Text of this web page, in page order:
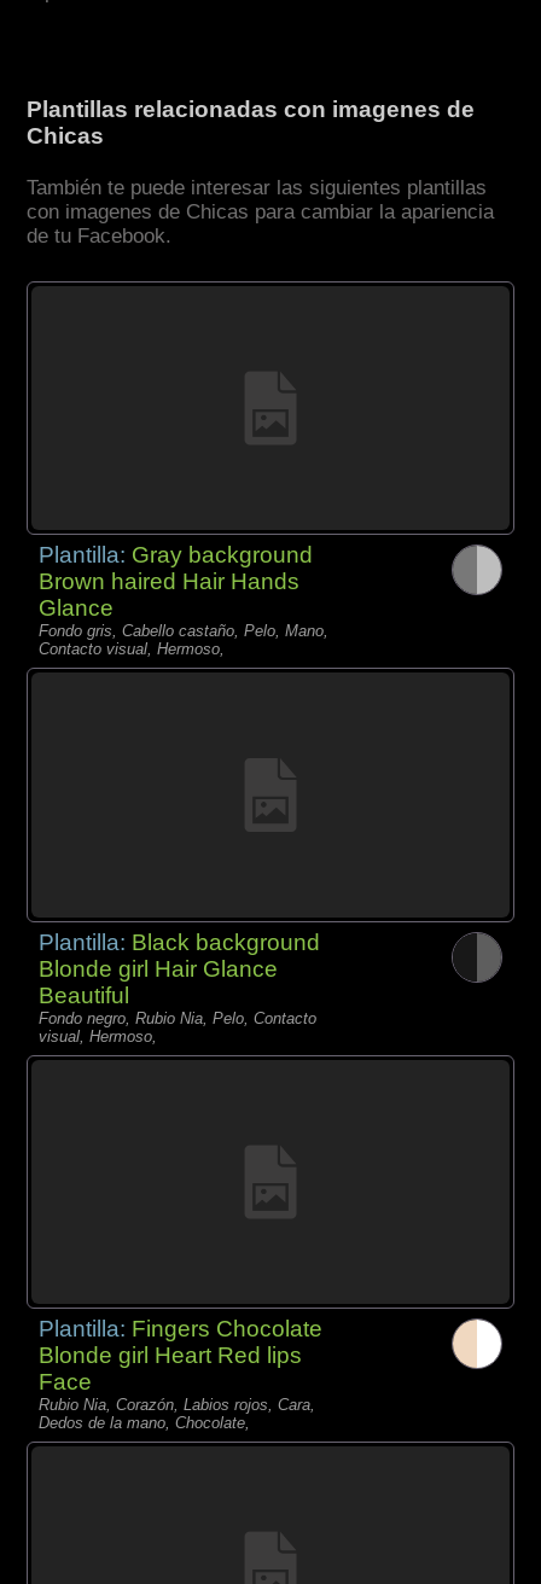
Plantillas relacionadas con imagenes de
Chicas
También te puede interesar las siguientes plantillas
con imagenes de Chicas para cambiar la apariencia
de tu Facebook.
Plantilla: Gray background
Brown haired Hair Hands
Glance
Fondo gris, Cabello castaño, Pelo, Mano,
Contacto visual, Hermoso,
Plantilla: Black background
Blonde girl Hair Glance
Beautiful
Fondo negro, Rubio Nia, Pelo, Contacto
visual, Hermoso,
Plantilla: Fingers Chocolate
Blonde girl Heart Red lips
Face
Rubio Nia, Corazón, Labios rojos, Cara,
Dedos de la mano, Chocolate,